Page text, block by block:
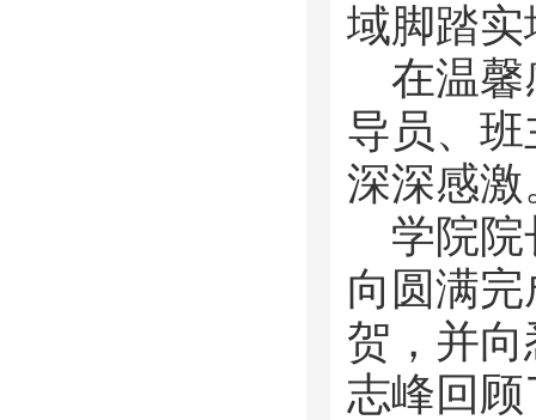
域脚踏
在温
导员、
深深感激
学院
向圆满
贺，并
志峰回